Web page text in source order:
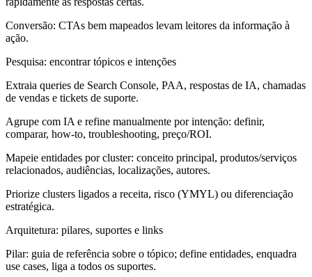
Conversão: CTAs bem mapeados levam leitores da informação à
ação.
Pesquisa: encontrar tópicos e intenções
Extraia queries de Search Console, PAA, respostas de IA, chamadas
de vendas e tickets de suporte.
Agrupe com IA e refine manualmente por intenção: definir,
comparar, how-to, troubleshooting, preço/ROI.
Mapeie entidades por cluster: conceito principal, produtos/serviços
relacionados, audiências, localizações, autores.
Priorize clusters ligados a receita, risco (YMYL) ou diferenciação
estratégica.
Arquitetura: pilares, suportes e links
Pilar: guia de referência sobre o tópico; define entidades, enquadra
use cases, liga a todos os suportes.